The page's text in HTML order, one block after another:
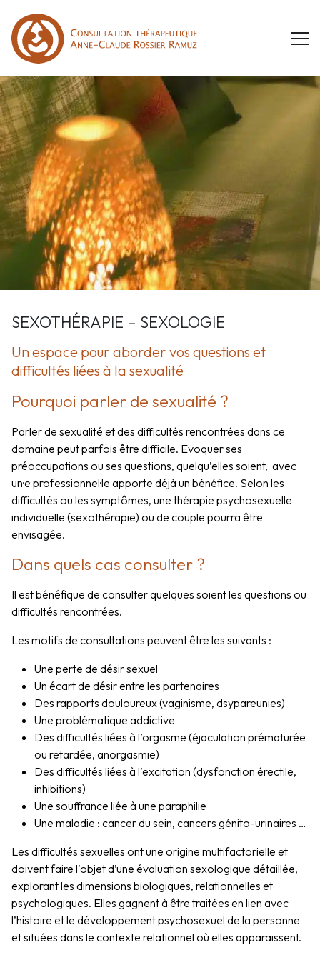
ACCUEIL
PRESTATIONS
THÉRAPIE DE COUPLE – ENTRETIENS FAMILIAUX
SEXOTHÉRAPIE – SEXOLOGIE
THÉRAPIE INDIVIDUELLE
PARCOURS
ACTUALITÉS
REVUE DE PRESSE
RESSOURCES : LIVRES ET MÉDIAS
DES PISTES POUR ALLER MIEUX
LIENS UTILES
CONTACT
RDV EN LIGNE
FR EN
SEXOTHÉRAPIE – SEXOLOGIE
Un espace pour aborder vos questions et
difficultés liées à la sexualité
Pourquoi parler de sexualité ?
Parler de sexualité et des difficultés rencontrées dans ce
domaine peut parfois être difficile. Evoquer ses
préoccupations ou ses questions, quelqu’elles soient, avec
un·e professionnel·le apporte déjà un bénéfice. Selon les
difficultés ou les symptômes, une thérapie psychosexuelle
individuelle (sexothérapie) ou de couple pourra être
envisagée.
Dans quels cas consulter ?
Il est bénéfique de consulter quelques soient les questions ou
difficultés rencontrées.
Les motifs de consultations peuvent être les suivants :
Une perte de désir sexuel
Un écart de désir entre les partenaires
Des rapports douloureux (vaginisme, dsypareunies)
Une problématique addictive
Des difficultés liées à l’orgasme (éjaculation prématurée
ou retardée, anorgasmie)
Des difficultés liées à l’excitation (dysfonction érectile,
inhibitions)
Une souffrance liée à une paraphilie
Une maladie : cancer du sein, cancers génito-urinaires …
Les difficultés sexuelles ont une origine multifactorielle et
doivent faire l’objet d’une évaluation sexologique détaillée,
explorant les dimensions biologiques, relationnelles et
psychologiques. Elles gagnent à être traitées en lien avec
l’histoire et le développement psychosexuel de la personne
et situées dans le contexte relationnel où elles apparaissent.